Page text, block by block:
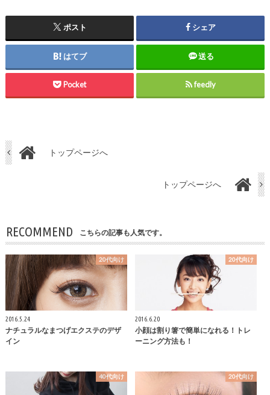
ポスト シェア
はてブ 送る
Pocket feedly
トップページへ
トップページへ
RECOMMEND こちらの記事も人気です。
20代向け
2016.5.24
ナチュラルなまつげエクステのデザ
イン
20代向け
2016.6.20
小顔は割り箸で簡単になれる！トレ
ーニング方法も！
40代向け 20代向け